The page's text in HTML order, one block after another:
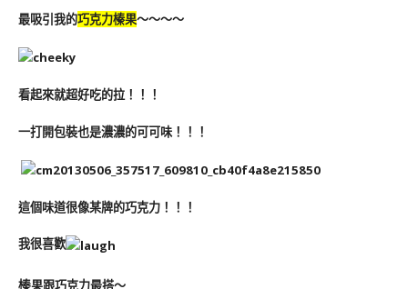
最吸引我的巧克力榛果～～～～
看起來就超好吃的拉！！！
一打開包裝也是濃濃的可可味！！！
這個味道很像某牌的巧克力！！！
我很喜歡
榛果跟巧克力最搭～